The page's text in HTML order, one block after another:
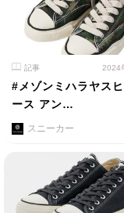
記事 2024
#メゾンミハラヤス
ース アン…
スニーカー